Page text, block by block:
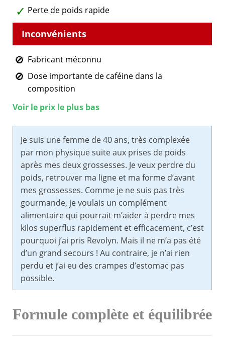
Perte de poids rapide
Fabricant méconnu
Dose importante de caféine dans la
composition
Voir le prix le plus bas
Je suis une femme de 40 ans, très complexée
par mon physique suite aux prises de poids
après mes deux grossesses. Je veux perdre du
poids, retrouver ma ligne et ma forme d’avant
mes grossesses. Comme je ne suis pas très
gourmande, je voulais un complément
alimentaire qui pourrait m’aider à perdre mes
kilos superflus rapidement et efficacement, c’est
pourquoi j’ai pris Revolyn. Mais il ne m’a pas été
d’un grand secours ! Au contraire, je n’ai rien
perdu et j’ai eu des crampes d’estomac pas
possible.
Formule complète et équilibrée